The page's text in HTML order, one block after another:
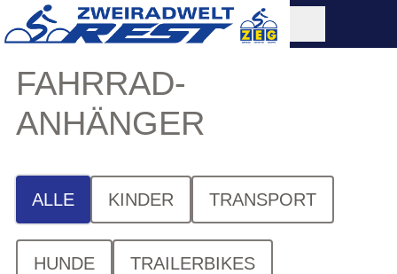
FAHRRAD-
ANHÄNGER
ALLE KINDER TRANSPORT
HUNDE TRAILERBIKES